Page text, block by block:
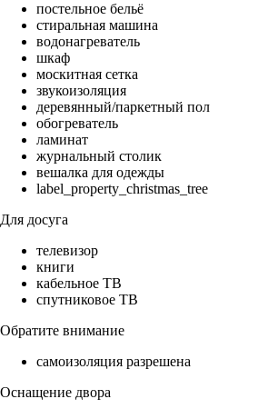
постельное бельё
стиральная машина
водонагреватель
шкаф
москитная сетка
звукоизоляция
деревянный/паркетный пол
обогреватель
ламинат
журнальный столик
вешалка для одежды
label_property_christmas_tree
Для досуга
телевизор
книги
кабельное ТВ
спутниковое ТВ
Обратите внимание
самоизоляция разрешена
Оснащение двора